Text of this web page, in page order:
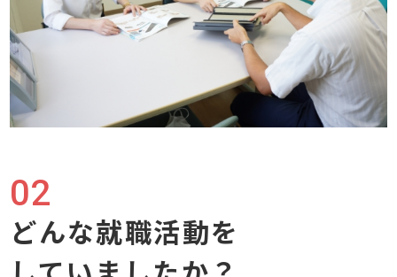
02
どんな就職活動を